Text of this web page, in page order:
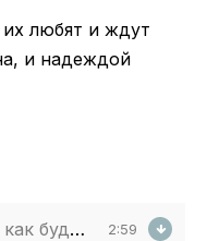
любят и ждут
и надеждой
а пока 2:59